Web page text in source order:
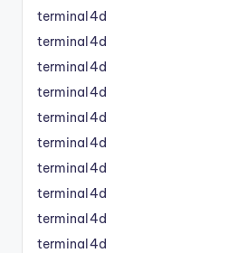
terminal4d
terminal4d
terminal4d
terminal4d
terminal4d
terminal4d
terminal4d
terminal4d
terminal4d
terminal4d